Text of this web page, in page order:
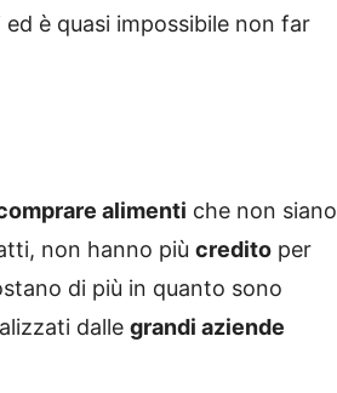
è quasi impossibile non far
alimenti che non siano
non hanno più credito per
di più in quanto sono
dalle grandi aziende